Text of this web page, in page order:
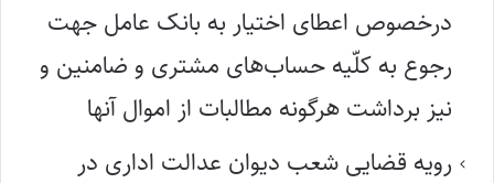
درخصوص اعطای اختیار به بانک عامل جهت
رجوع به کلّیه حساب‌های مشتری و ضامنین و
نیز برداشت هرگونه مطالبات از اموال آنها
رویه قضایی شعب دیوان عدالت اداری در